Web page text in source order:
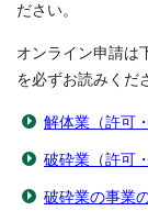
ださい。
オンライン申請
を必ずお読みくだ
解体業（許可
破砕業（許可
破砕業の事業